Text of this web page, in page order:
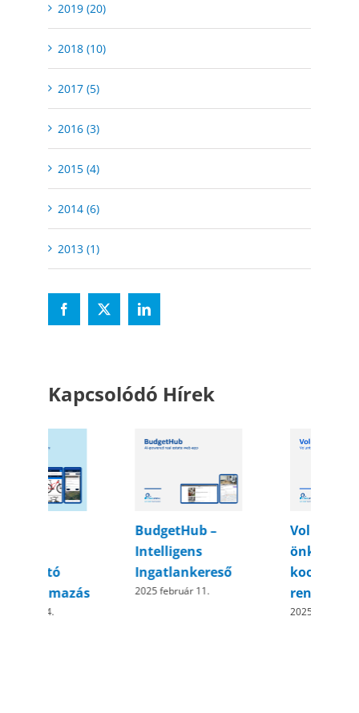
2019 (20)
2018 (10)
2017 (5)
2016 (3)
2015 (4)
2014 (6)
2013 (1)
Kapcsolódó Hírek
VolunteerVerse –
koordináció
rendszer
2025 január 29.
FlowMaster